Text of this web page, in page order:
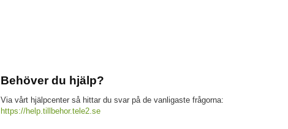
Behöver du hjälp?
Via vårt hjälpcenter så hittar du svar på de vanligaste frågorna:
https://help.tillbehor.tele2.se